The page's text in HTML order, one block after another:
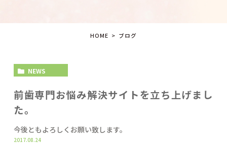
HOME ブログ
NEWS
前歯専門お悩み解決サイトを立ち上げまし
た。
今後ともよろしくお願い致します。
2017.08.24